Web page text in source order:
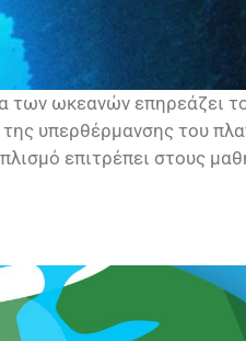
των ωκεανών επηρεάζει
της υπερθέρμανσης του
επιτρέπει στους